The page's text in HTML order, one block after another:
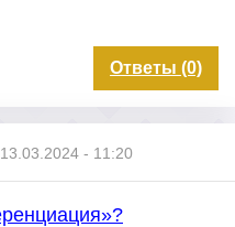
Ответы (0)
13.03.2024 - 11:20